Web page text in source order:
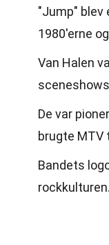
"Jump" blev
1980'erne
Van Halen
De var
brugte MTV
Bandets
rockkulturen.